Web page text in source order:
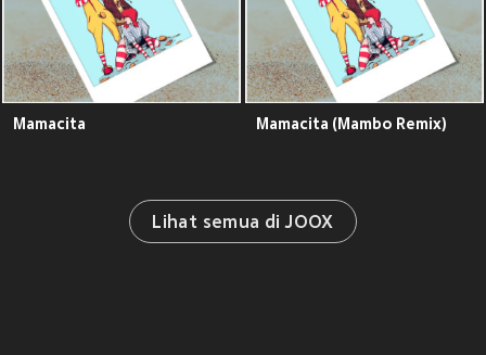
Mamacita Mamacita (Mambo Remix)
Lihat semua di JOOX